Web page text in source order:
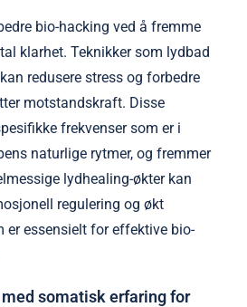
bio-hacking ved å fremme
klarhet. Teknikker som lydbad
redusere stress og forbedre
motstandskraft. Disse
frekvenser som er i
naturlige rytmer, og fremmer
lydhealing-økter kan
regulering og økt
er essensielt for effektive bio-
somatisk erfaring for